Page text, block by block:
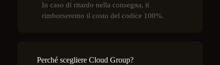
In caso di ritardo nella consegna, ti
rimborseremo il costo del codice 100%.
Perché scegliere Cloud Group?